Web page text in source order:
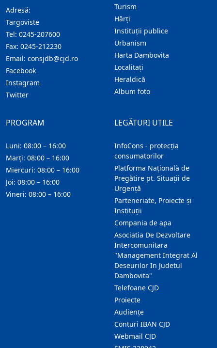
Adresă:
Targoviste
Tel: 0245-207600
Fax: 0245-212230
Email: consjdb@cjd.ro
Facebook
Instagram
Twitter
Turism
Hărţi
Instituţii publice
Urbanism
Harta Dambovita
Localitaţi
Heraldică
Album foto
LEGĂTURI UTILE
InfoCons - protecția
consumatorilor
Platforma Națională de
Pregătire pt. Situații de
Urgență
Parteneriate, Proiecte și
Instituții
Compania de apa
Asociatia De Dezvoltare
Intercomunitara
"Management Integrat Al
Deseurilor In Judetul
Dambovita"
Telefoane CJD
Proiecte
Audienţe
Conturi IBAN CJD
Webmail CJD
PROGRAM
Luni: 08:00 – 16:00
Marți: 08:00 – 16:00
Miercuri: 08:00 – 16:00
Joi: 08:00 – 16:00
Vineri: 08:00 – 16:00